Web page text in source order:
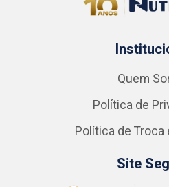
Quem
Política de
Política de Troca
Site